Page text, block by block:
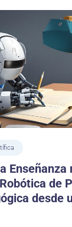
Enseñanza
de
desde